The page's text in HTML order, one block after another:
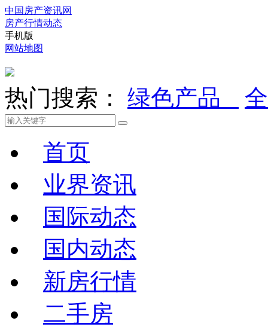
中国房产资讯网
房产行情动态
手机版
网站地图
热门搜索： 绿色产品
首页
业界资讯
国际动态
国内动态
新房行情
二手房